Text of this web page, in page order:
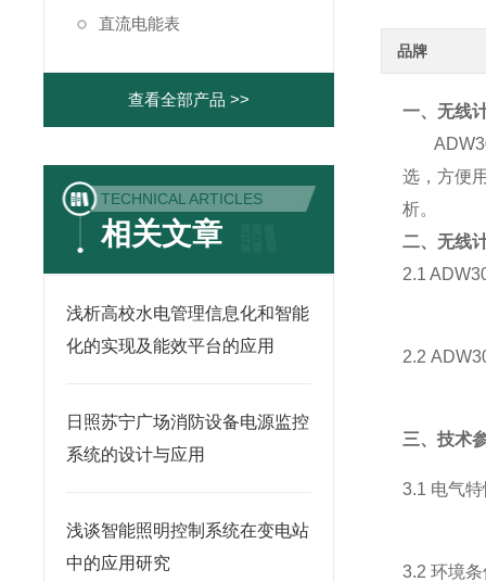
品牌
一、无线
选，方便
析。
二、无线
2.1
2.2
三、技术
3.1 电气
3.2 环境
直流电能表
查看全部产品 >>
TECHNICAL ARTICLES
相关文章
浅析高校水电管理信息化和智能
化的实现及能效平台的应用
日照苏宁广场消防设备电源监控
系统的设计与应用
浅谈智能照明控制系统在变电站
中的应用研究